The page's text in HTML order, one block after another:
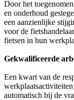
Door het
en onderhoud
een aanzienlijke
voor de
fietsen in hun
Gekwalificeerde
Een kwart van de
automatisch bij de